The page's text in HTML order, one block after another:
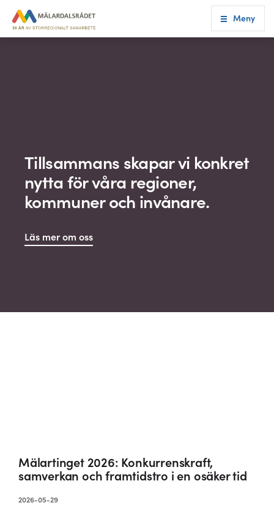
Meny
Tillsammans skapar vi konkret
nytta för våra regioner,
kommuner och invånare.
Läs mer om oss
Mälartinget 2026: Konkurrenskraft,
samverkan och framtidstro i en osäker tid
2026-05-29